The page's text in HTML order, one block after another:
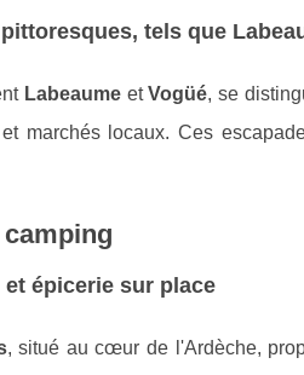
tels que
LabeaumeetVogüé, se
marchés locaux. Ces
épicerie sur place
, situé au cœur de l'Ardèche,